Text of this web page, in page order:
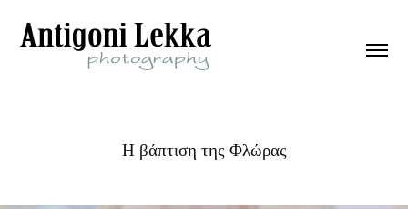
Η βάπτιση της Φλώρας